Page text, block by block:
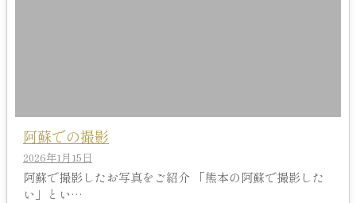
阿蘇での撮影
2026年1月15日
阿蘇で撮影したお写真をご紹介 「熊本の阿蘇で撮影した
い」とい…